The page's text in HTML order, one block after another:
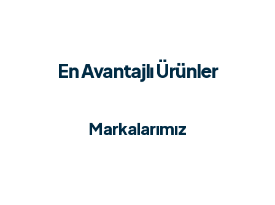
En Avantajlı Ürünler
Markalarımız